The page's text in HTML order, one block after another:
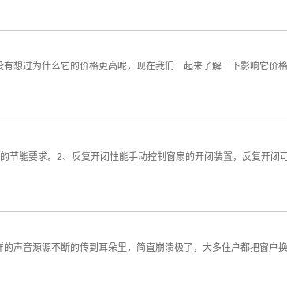
想过为什么它的价格更高呢，现在我们一起来了解一下影响它价
节能要求。2、反复开闭性能手动控制窗扇的开闭装置，反复开闭
声音源源不断的传到耳朵里，简直崩溃极了，大多住户都把窗户